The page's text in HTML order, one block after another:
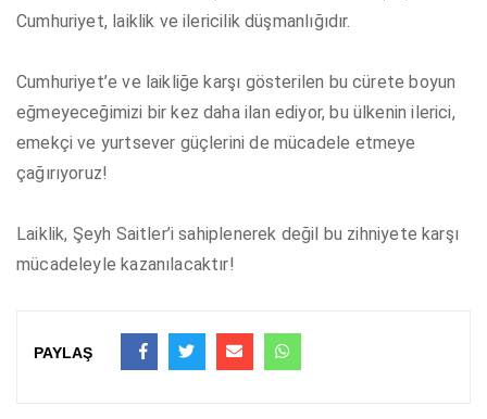
Cumhuriyet, laiklik ve ilericilik düşmanlığıdır.
Cumhuriyet’e ve laikliğe karşı gösterilen bu cürete boyun
eğmeyeceğimizi bir kez daha ilan ediyor, bu ülkenin ilerici,
emekçi ve yurtsever güçlerini de mücadele etmeye
çağırıyoruz!
Laiklik, Şeyh Saitler’i sahiplenerek değil bu zihniyete karşı
mücadeleyle kazanılacaktır!
PAYLAŞ